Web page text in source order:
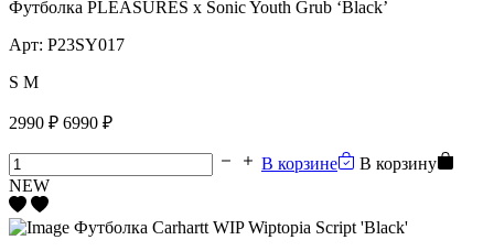
Футболка PLEASURES x Sonic Youth Grub ‘Black’
Арт: P23SY017
S M
2990 ₽ 6990 ₽
В корзине
В корзину
NEW